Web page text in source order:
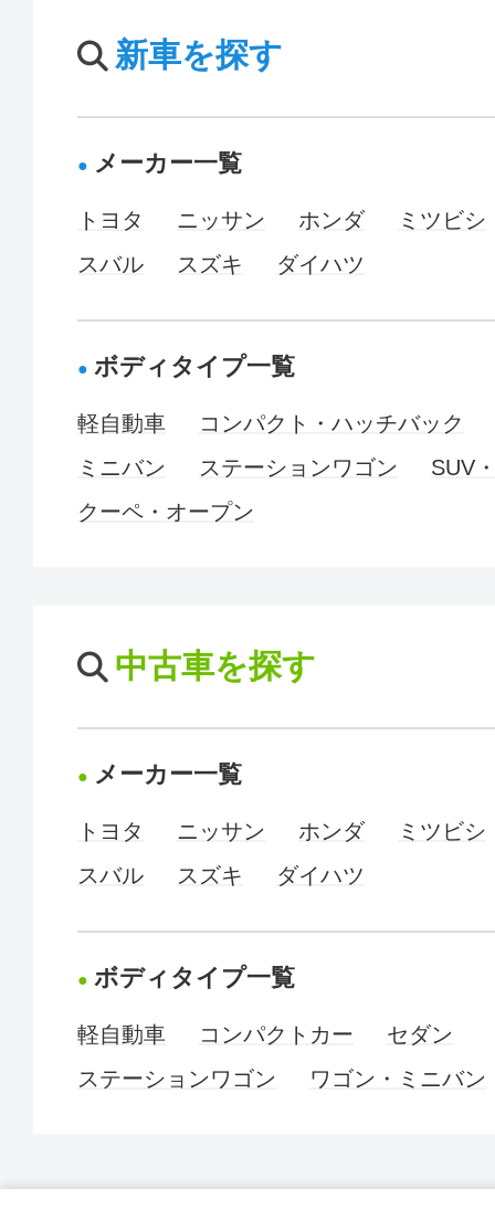
新車を探す
メーカー一覧
トヨタ ニッサン ホンダ
ミツビシ
スバル
スズキ ダイハツ
ボディタイプ一覧
軽自動車
コンパクト・ハッチバック
ミニバン
ステーションワゴン
SUV
クーペ・オープン
中古車を探す
メーカー一覧
トヨタ ニッサン ホンダ
ミツビシ
スバル
スズキ ダイハツ
ボディタイプ一覧
軽自動車 コンパクトカー
セダン
ステーションワゴン
ワゴン・ミニバン